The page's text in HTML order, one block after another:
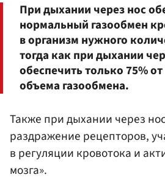
При дыхании через нос
нормальный газообмен
в организм нужного
тогда как при дыхании
обеспечить только 75%
объема газообмена.
Также при дыхании через
раздражение рецепторов,
в регуляции кровотока и
мозга».